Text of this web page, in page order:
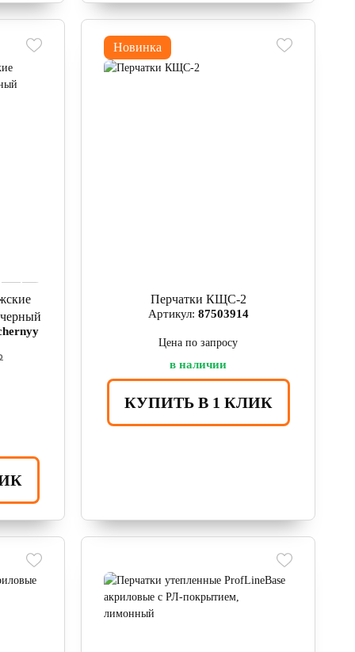
Новинка
Перчатки КЩС-2
Артикул: 87503914
Цена по запросу
в наличии
КУПИТЬ В 1 КЛИК